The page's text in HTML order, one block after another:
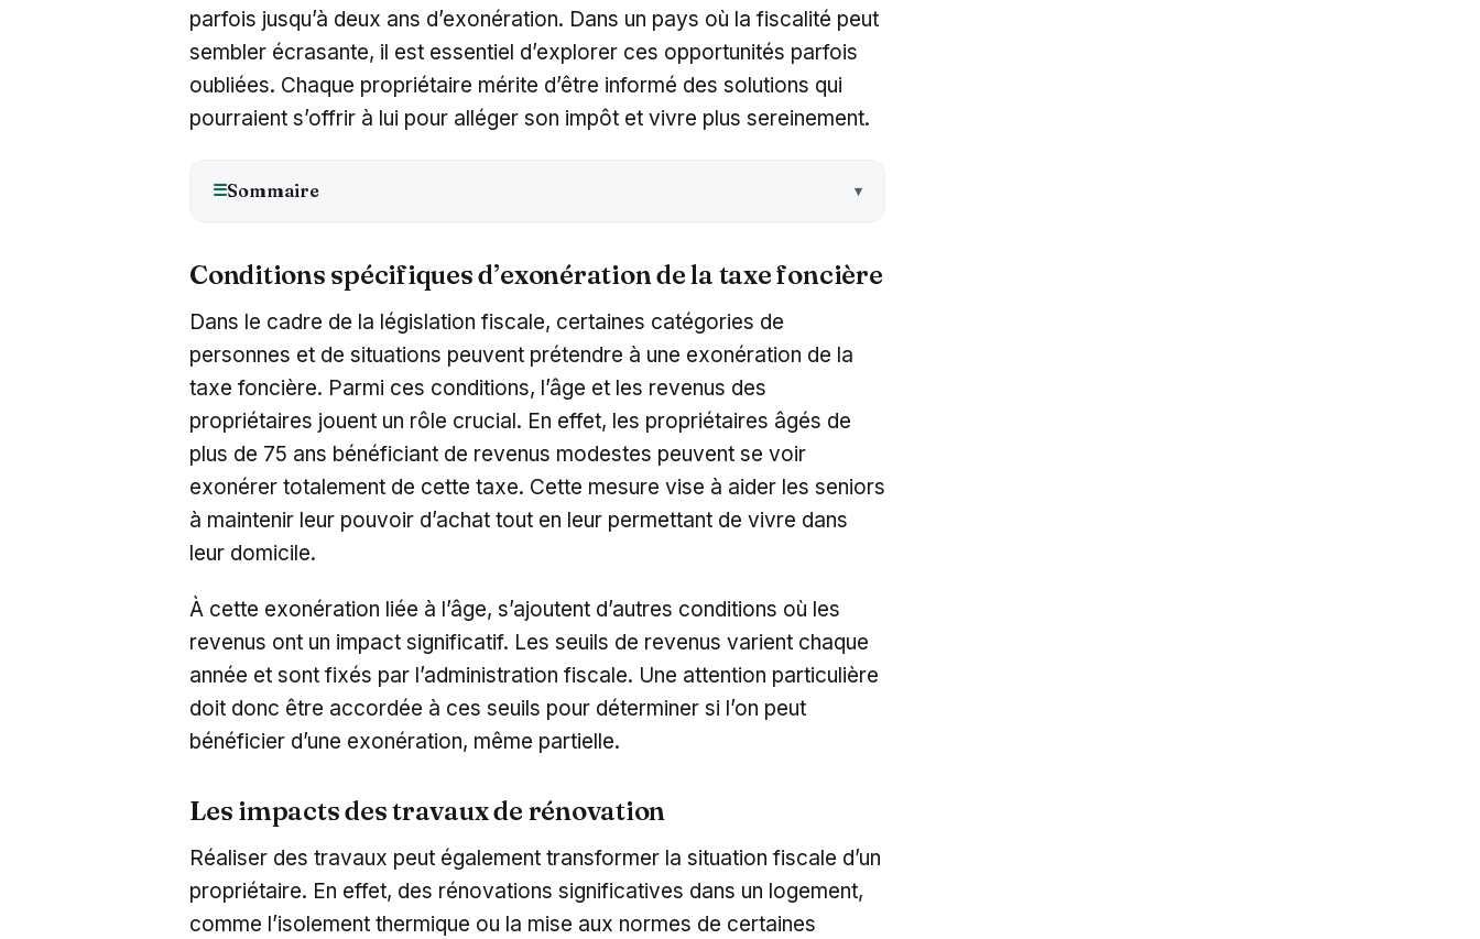
parfois jusqu’à deux ans d’exonération. Dans un pays où la fiscalité peut
sembler écrasante, il est essentiel d’explorer ces opportunités parfois
oubliées. Chaque propriétaire mérite d’être informé des solutions qui
pourraient s’offrir à lui pour alléger son impôt et vivre plus sereinement.
☰Sommaire
Conditions spécifiques d’exonération de la taxe foncière
Dans le cadre de la législation fiscale, certaines catégories de
personnes et de situations peuvent prétendre à une exonération de la
taxe foncière. Parmi ces conditions, l’âge et les revenus des
propriétaires jouent un rôle crucial. En effet, les propriétaires âgés de
plus de 75 ans bénéficiant de revenus modestes peuvent se voir
exonérer totalement de cette taxe. Cette mesure vise à aider les seniors
à maintenir leur pouvoir d’achat tout en leur permettant de vivre dans
leur domicile.
À cette exonération liée à l’âge, s’ajoutent d’autres conditions où les
revenus ont un impact significatif. Les seuils de revenus varient chaque
année et sont fixés par l’administration fiscale. Une attention particulière
doit donc être accordée à ces seuils pour déterminer si l’on peut
bénéficier d’une exonération, même partielle.
Les impacts des travaux de rénovation
Réaliser des travaux peut également transformer la situation fiscale d’un
propriétaire. En effet, des rénovations significatives dans un logement,
comme l’isolement thermique ou la mise aux normes de certaines